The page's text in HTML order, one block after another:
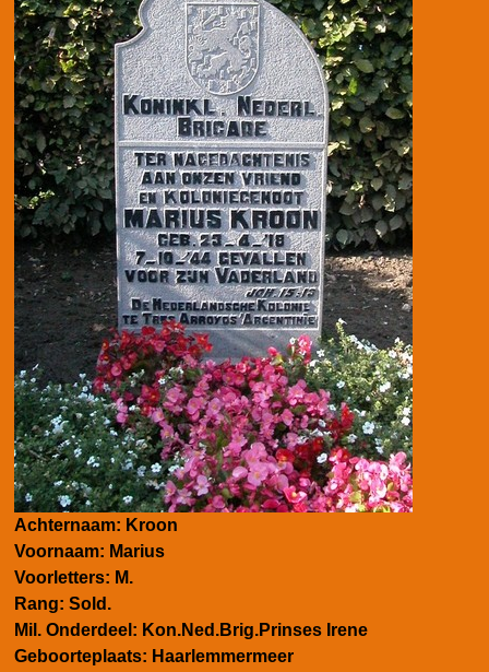
Achternaam: Kroon
Voornaam: Marius
Voorletters: M.
Rang: Sold.
Mil. Onderdeel: Kon.Ned.Brig.Prinses Irene
Geboorteplaats: Haarlemmermeer